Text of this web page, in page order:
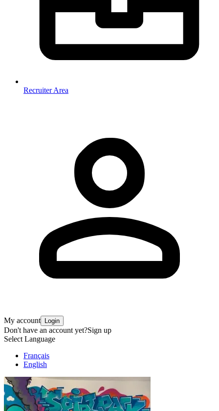
Recruiter Area
My account Login
Don't have an account yet?Sign up
Select Language
Français
English